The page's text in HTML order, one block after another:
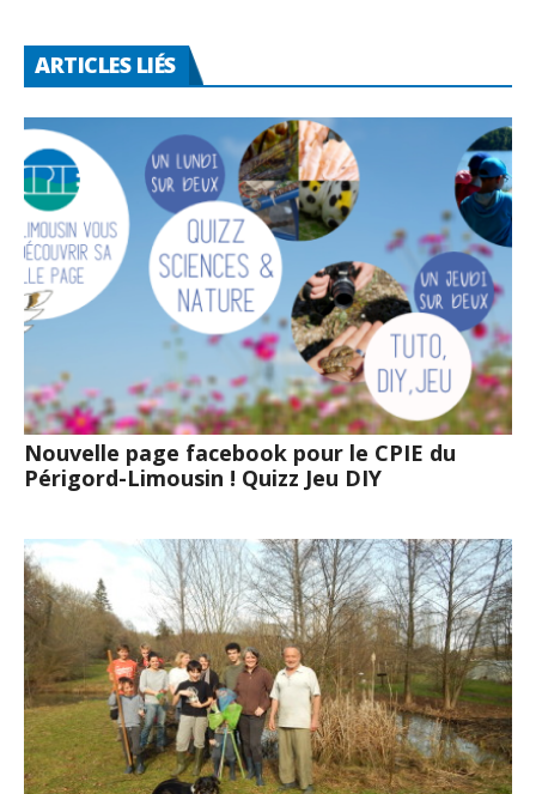
ARTICLES LIÉS
Nouvelle page facebook pour le CPIE du
Périgord-Limousin ! Quizz Jeu DIY